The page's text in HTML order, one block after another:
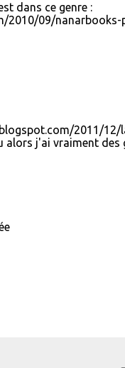
dans ce genre :
2010/09/nanarbooks-
2011/
alors j'ai vraiment des